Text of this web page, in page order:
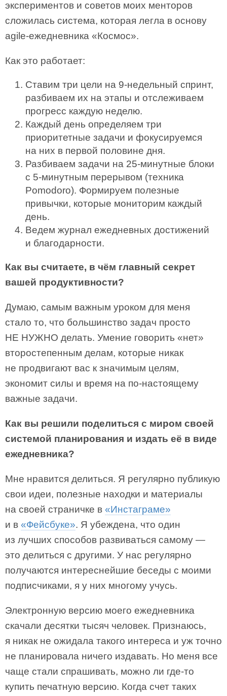
экспериментов и советов моих менторов
сложилась система, которая легла в основу
agile-ежедневника «Космос».
Как это работает:
Ставим три цели на 9-недельный спринт,
разбиваем их на этапы и отслеживаем
прогресс каждую неделю.
Каждый день определяем три
приоритетные задачи и фокусируемся
на них в первой половине дня.
Разбиваем задачи на 25-минутные блоки
с 5-минутным перерывом (техника
Pomodoro). Формируем полезные
привычки, которые мониторим каждый
день.
Ведем журнал ежедневных достижений
и благодарности.
Как вы считаете, в чём главный секрет
вашей продуктивности?
Думаю, самым важным уроком для меня
стало то, что большинство задач просто
НЕ НУЖНО делать. Умение говорить «нет»
второстепенным делам, которые никак
не продвигают вас к значимым целям,
экономит силы и время на по-настоящему
важные задачи.
Как вы решили поделиться с миром своей
системой планирования и издать её в виде
ежедневника?
Мне нравится делиться. Я регулярно публикую
свои идеи, полезные находки и материалы
на своей страничке в «Инстаграме»
и в «Фейсбуке». Я убеждена, что один
из лучших способов развиваться самому —
это делиться с другими. У нас регулярно
получаются интереснейшие беседы с моими
подписчиками, я у них многому учусь.
Электронную версию моего ежедневника
скачали десятки тысяч человек. Признаюсь,
я никак не ожидала такого интереса и уж точно
не планировала ничего издавать. Но меня все
чаще стали спрашивать, можно ли где-то
купить печатную версию. Когда счет таких